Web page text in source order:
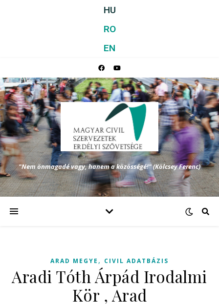
HU
RO
EN
"Nem önmagadé vagy, hanem a közösségé!" (Kölcsey Ferenc)
ARAD MEGYE , CIVIL ADATBÁZIS
Aradi Tóth Árpád Irodalmi
Kör , Arad